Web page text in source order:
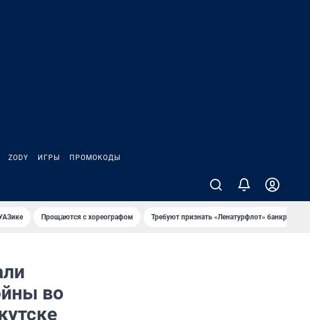
ZODY ИГРЫ ПРОМОКОДЫ
Прощаются с хореографом Требуют признать «Ленатурфлот» банкротом
во